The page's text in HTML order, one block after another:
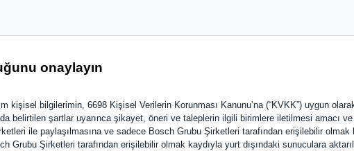
onaylayın
kişisel bilgilerimin, 6698 Kişisel Verilerin Korunması Kanunu’na (“KVKK”) uygun
belirtilen şartlar uyarınca şikayet, öneri ve taleplerin ilgili birimlere iletilmesi amacı ve
ile paylaşılmasına ve sadece Bosch Grubu Şirketleri tarafından erişilebilir olmak
Grubu Şirketleri tarafından erişilebilir olmak kaydıyla yurt dışındaki sunuculara